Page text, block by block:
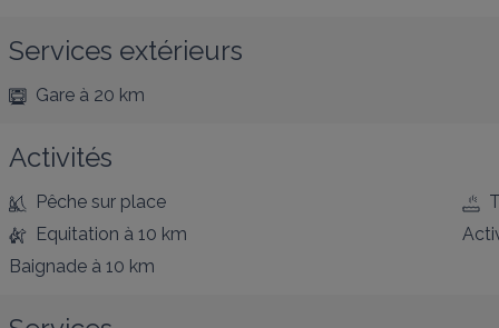
Services extérieurs
Gare à 20 km
Activités
Pêche sur place
Equitation à 10 km
Baignade à 10 km